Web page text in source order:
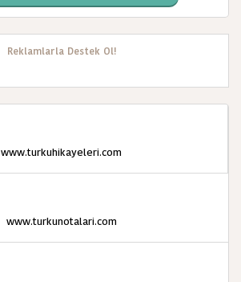
Reklamlarla Destek Ol!
www.turkuhikayeleri.com
www.turkunotalari.com